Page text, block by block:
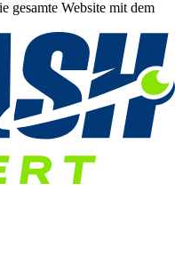
gesamte Website mit dem